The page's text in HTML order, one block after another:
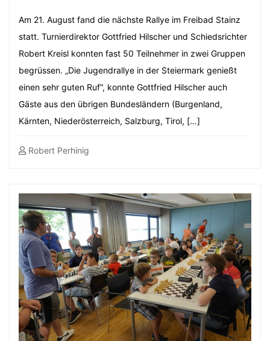
Am 21. August fand die nächste Rallye im Freibad Stainz
statt. Turnierdirektor Gottfried Hilscher und Schiedsrichter
Robert Kreisl konnten fast 50 Teilnehmer in zwei Gruppen
begrüssen. „Die Jugendrallye in der Steiermark genießt
einen sehr guten Ruf“, konnte Gottfried Hilscher auch
Gäste aus den übrigen Bundesländern (Burgenland,
Kärnten, Niederösterreich, Salzburg, Tirol, […]
Robert Perhinig